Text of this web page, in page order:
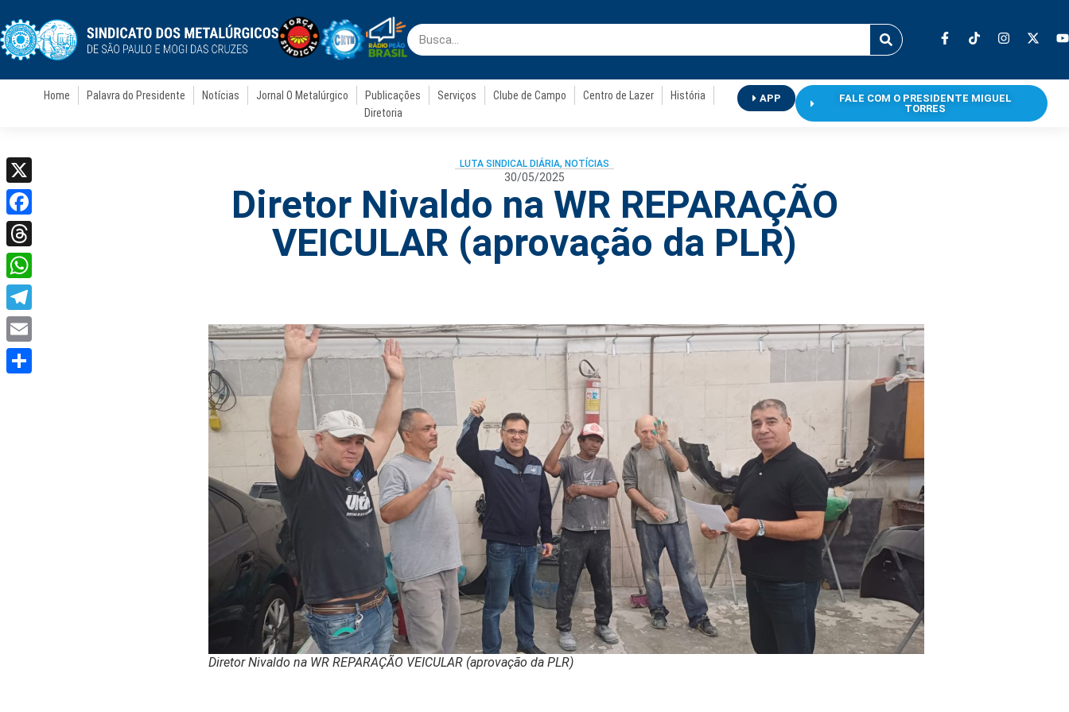
Home Palavra do Presidente Notícias Jornal O Metalúrgico Publicações Serviços Clube de Campo Centro de Lazer
História
Diretoria
APP
FALE COM O PRESIDENTE MIGUEL
TORRES
LUTA SINDICAL DIÁRIA, NOTÍCIAS
30/05/2025
Diretor Nivaldo na WR REPARAÇÃO
VEICULAR (aprovação da PLR)
Diretor Nivaldo na WR REPARAÇÃO VEICULAR (aprovação da PLR)
X
Facebook
Threads
WhatsApp
Telegram
Email